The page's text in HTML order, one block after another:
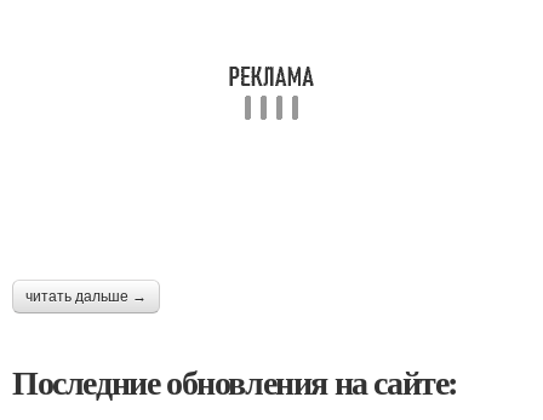
читать дальше →
Последние обновления на сайте: